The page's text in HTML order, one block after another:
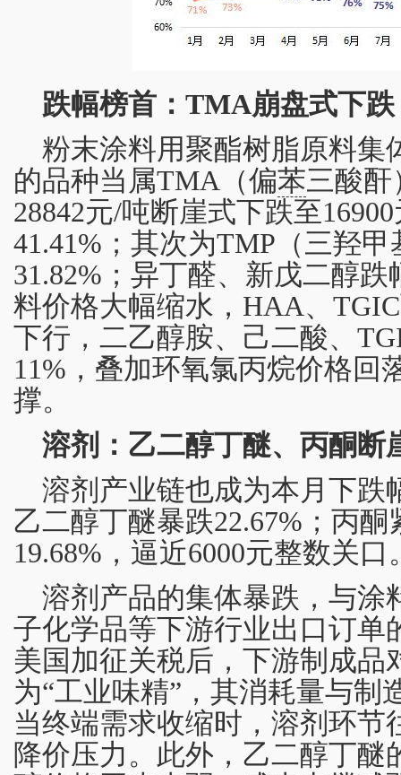
跌幅榜首：TMA崩盘式下跌
粉末涂料用聚酯树脂原料集
的品种当属TMA（偏苯三酸酐
28842元/吨断崖式下跌至
41.41%；其次为TMP（三羟
31.82%；异丁醛、新戊二醇
料价格大幅缩水，HAA、
下行，二乙醇胺、己二酸、
11%，叠加环氧氯丙烷价格回
撑。
溶剂：乙二醇丁醚、丙酮断
溶剂产业链也成为本月下跌
乙二醇丁醚暴跌22.67%；丙
19.68%，逼近6000元整数关口
溶剂产品的集体暴跌，与涂
子化学品等下游行业出口订单
美国加征关税后，下游制成品
为“工业味精”，其消耗量与制
当终端需求收缩时，溶剂环节
降价压力。此外，乙二醇丁醚